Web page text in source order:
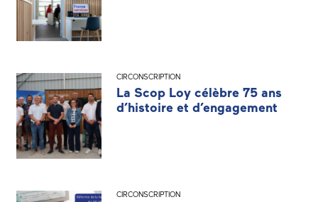
CIRCONSCRIPTION
La Scop Loy célèbre 75 ans
d’histoire et d’engagement
CIRCONSCRIPTION